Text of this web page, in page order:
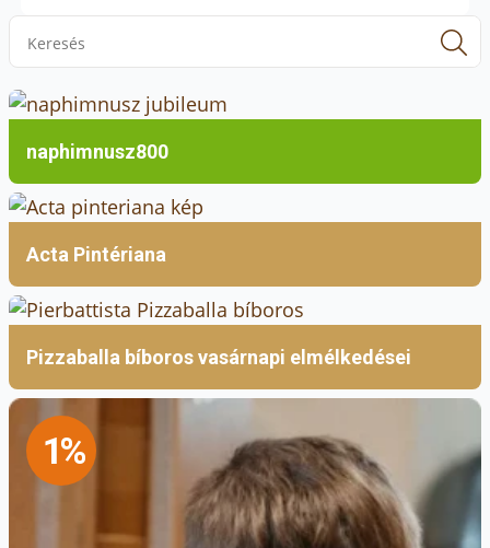
naphimnusz800
Acta Pintériana
Pizzaballa bíboros vasárnapi elmélkedései
1%